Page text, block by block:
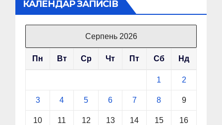
КАЛЕНДАР ЗАПИСІВ
Серпень 2026
Пн Вт Ср Чт Пт Сб Нд
1 2
3 4 5 6 7 8 9
10 11 12 13 14 15 16